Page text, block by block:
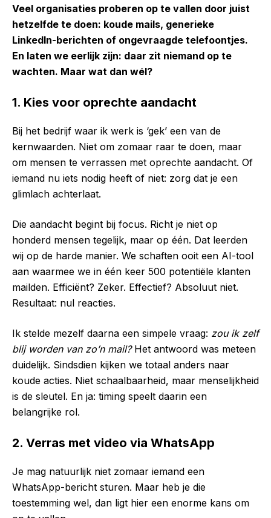
Veel organisaties proberen op te vallen door juist
hetzelfde te doen: koude mails, generieke
LinkedIn-berichten of ongevraagde telefoontjes.
En laten we eerlijk zijn: daar zit niemand op te
wachten. Maar wat dan wél?
1. Kies voor oprechte aandacht
Bij het bedrijf waar ik werk is ‘gek’ een van de
kernwaarden. Niet om zomaar raar te doen, maar
om mensen te verrassen met oprechte aandacht. Of
iemand nu iets nodig heeft of niet: zorg dat je een
glimlach achterlaat.
Die aandacht begint bij focus. Richt je niet op
honderd mensen tegelijk, maar op één. Dat leerden
wij op de harde manier. We schaften ooit een AI-tool
aan waarmee we in één keer 500 potentiële klanten
mailden. Efficiënt? Zeker. Effectief? Absoluut niet.
Resultaat: nul reacties.
Ik stelde mezelf daarna een simpele vraag: zou ik zelf
blij worden van zo’n mail?Het antwoord was meteen
duidelijk. Sindsdien kijken we totaal anders naar
koude acties. Niet schaalbaarheid, maar menselijkheid
is de sleutel. En ja: timing speelt daarin een
belangrijke rol.
2. Verras met video via WhatsApp
Je mag natuurlijk niet zomaar iemand een
WhatsApp-bericht sturen. Maar heb je die
toestemming wel, dan ligt hier een enorme kans om